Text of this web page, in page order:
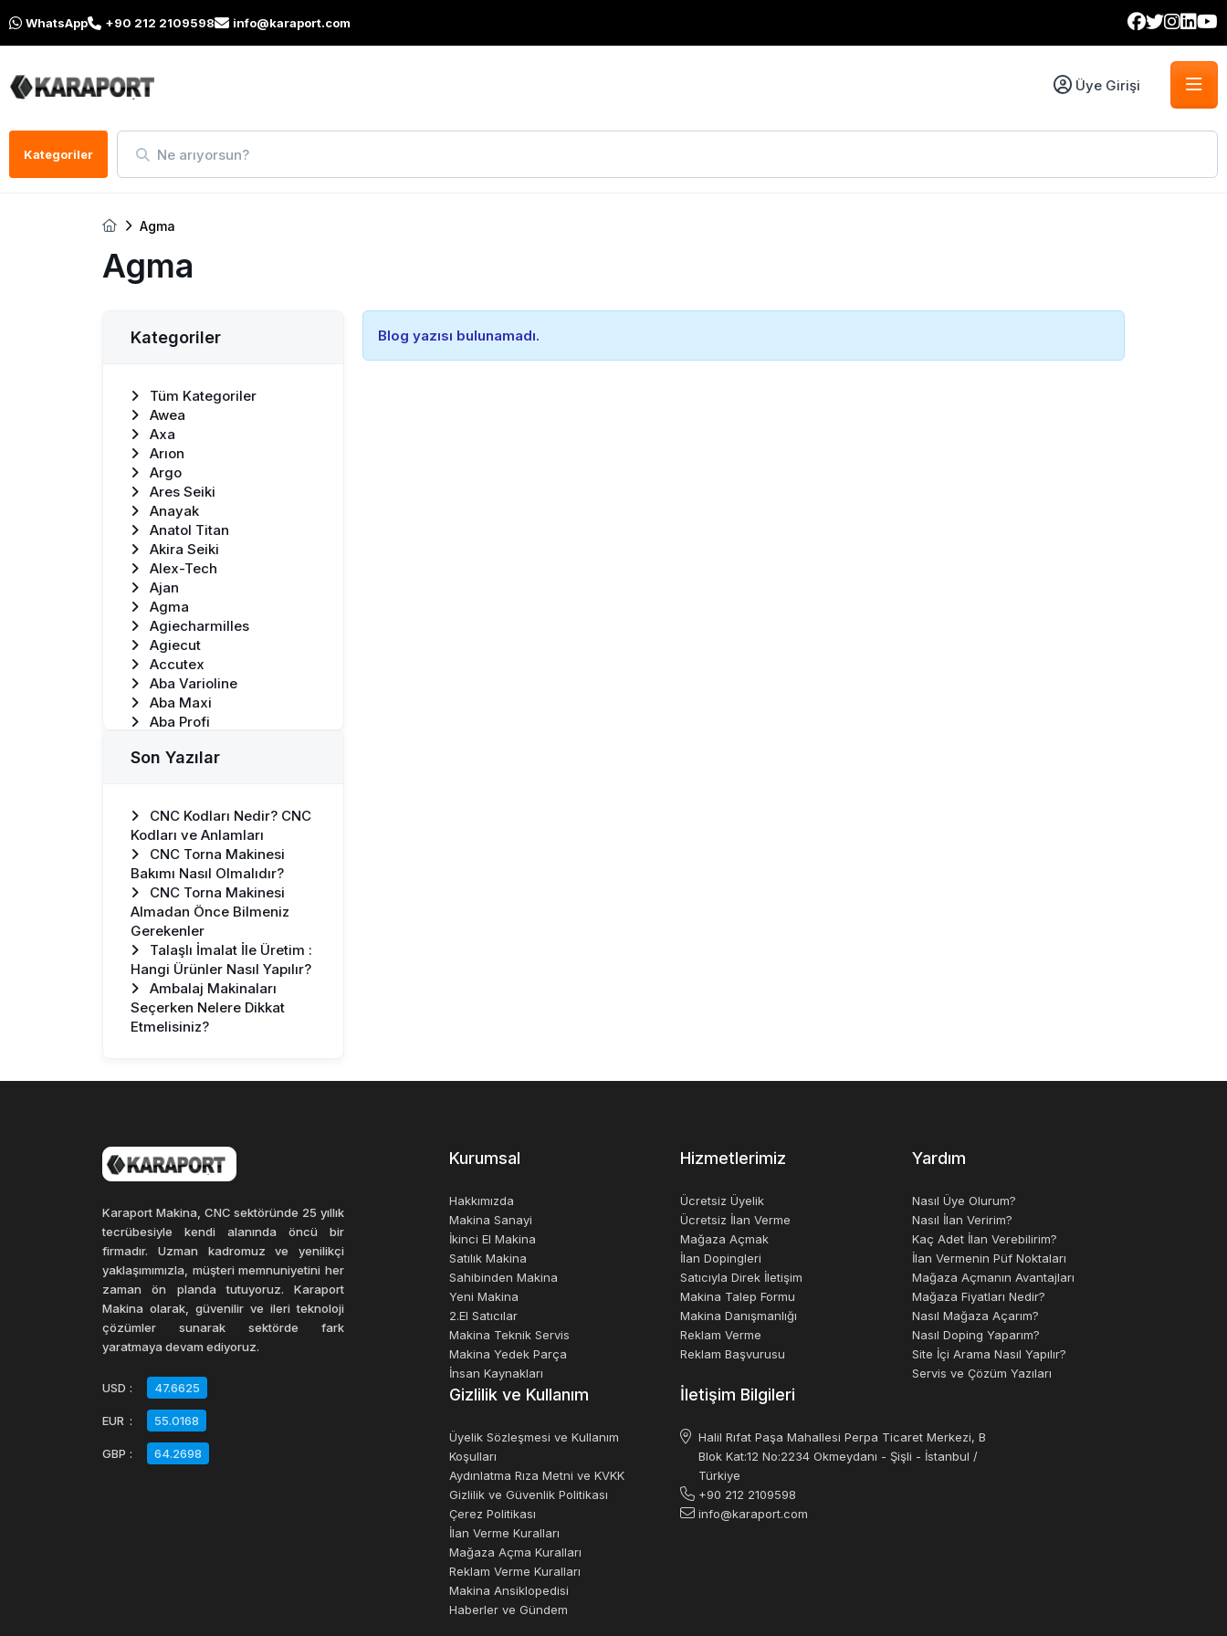
WhatsApp +90 212 2109598 info@karaport.com
Üye Girişi
Kategoriler Ne arıyorsun?
Agma
Agma
Kategoriler
Tüm Kategoriler
Awea
Axa
Arıon
Argo
Ares Seiki
Anayak
Anatol Titan
Akira Seiki
Alex-Tech
Ajan
Agma
Agiecharmilles
Agiecut
Accutex
Aba Varioline
Aba Maxi
Aba Profi
Aba Genius
Technical Specification
Mori Seiki
Mazak
Sektörel Makinacılar ve
Fuar Haberleri
Talaşlı İmalat
Makinaların Teknik
Özellikleri
Makina Bilgi Yazıları ve
Makaleler
BLOG
Makina Servis ve Çözüm
Son Yazılar
CNC Kodları Nedir? CNC
Kodları ve Anlamları
CNC Torna Makinesi
Bakımı Nasıl Olmalıdır?
CNC Torna Makinesi
Almadan Önce Bilmeniz
Gerekenler
Talaşlı İmalat İle Üretim :
Hangi Ürünler Nasıl Yapılır?
Ambalaj Makinaları
Seçerken Nelere Dikkat
Etmelisiniz?
Blog yazısı bulunamadı.
Karaport Makina, CNC sektöründe 25 yıllık
tecrübesiyle kendi alanında öncü bir
firmadır. Uzman kadromuz ve yenilikçi
yaklaşımımızla, müşteri memnuniyetini her
zaman ön planda tutuyoruz. Karaport
Makina olarak, güvenilir ve ileri teknoloji
çözümler sunarak sektörde fark
yaratmaya devam ediyoruz.
USD : 47.6625
EUR : 55.0168
GBP : 64.2698
Kurumsal
Hakkımızda
Makina Sanayi
İkinci El Makina
Satılık Makina
Sahibinden Makina
Yeni Makina
2.El Satıcılar
Makina Teknik Servis
Makina Yedek Parça
İnsan Kaynakları
Hizmetlerimiz
Ücretsiz Üyelik
Ücretsiz İlan Verme
Mağaza Açmak
İlan Dopingleri
Satıcıyla Direk İletişim
Makina Talep Formu
Makina Danışmanlığı
Reklam Verme
Reklam Başvurusu
Yardım
Nasıl Üye Olurum?
Nasıl İlan Veririm?
Kaç Adet İlan Verebilirim?
İlan Vermenin Püf Noktaları
Mağaza Açmanın Avantajları
Mağaza Fiyatları Nedir?
Nasıl Mağaza Açarım?
Nasıl Doping Yaparım?
Site İçi Arama Nasıl Yapılır?
Servis ve Çözüm Yazıları
Gizlilik ve Kullanım
Üyelik Sözleşmesi ve Kullanım
Koşulları
Aydınlatma Rıza Metni ve KVKK
Gizlilik ve Güvenlik Politikası
Çerez Politikası
İlan Verme Kuralları
Mağaza Açma Kuralları
Reklam Verme Kuralları
Makina Ansiklopedisi
Haberler ve Gündem
İletişim Bilgileri
Halil Rıfat Paşa Mahallesi Perpa Ticaret Merkezi, B
Blok Kat:12 No:2234 Okmeydanı - Şişli - İstanbul /
Türkiye
+90 212 2109598
info@karaport.com